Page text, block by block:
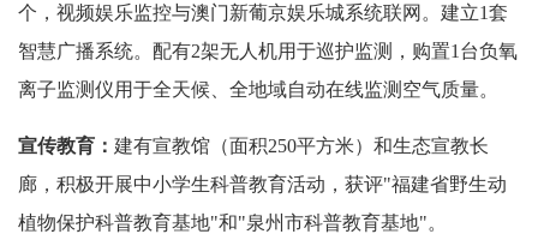
个，视频娱乐监控与澳门新葡京娱乐城系统联网。建立1套
智慧广播系统。配有2架无人机用于巡护监测，购置1台负氧
离子监测仪用于全天候、全地域自动在线监测空气质量。
宣传教育： 建有宣教馆（面积250平方米）和生态宣教长
廊，积极开展中小学生科普教育活动，获评"福建省野生动
植物保护科普教育基地"和"泉州市科普教育基地"。